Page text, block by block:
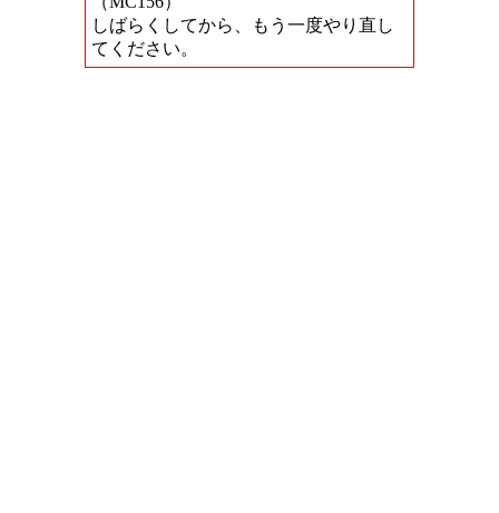
しばらくしてから、もう一度やり直し
てください。